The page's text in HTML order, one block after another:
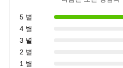
5 별
4 별
3 별
2 별
1 별